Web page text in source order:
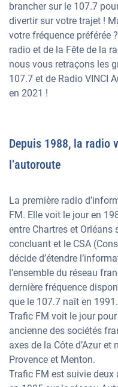
brancher sur le 107.7
divertir sur votre trajet !
votre fréquence préférée
radio et de la Fête de la
nous vous retraçons les
107.7 et de Radio VINCI
en 2021 !
Depuis 1988, la radio
l’autoroute
La première radio
FM. Elle voit le jour en
entre Chartres et
concluant et le CSA
décide d’étendre
l’ensemble du réseau
dernière fréquence
que le 107.7 naît en
Trafic FM voit le jour
ancienne des sociétés
axes de la Côte d’Azur et
Provence et Menton.
Trafic FM est suivie deux